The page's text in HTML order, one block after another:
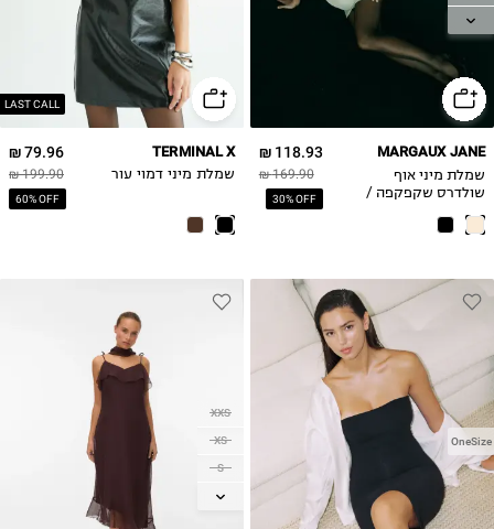
L
118.93 ₪
169.90 ₪
30% OFF
MARGAUX JANE
שמלת מיני אוף
שולדרס שקפקפה /
LAST CALL
79.96 ₪
199.90 ₪
60% OFF
TERMINAL X
שמלת מיני דמוי עור
OneSize
XXS
XS
S
M